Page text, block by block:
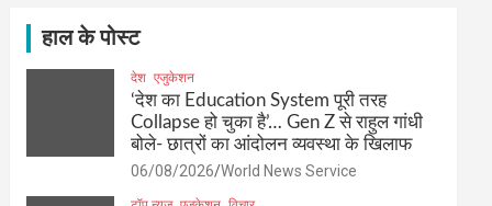
हाल के पोस्ट
देश एजुकेशन
‘देश का Education System पूरी तरह
Collapse हो चुका है’… Gen Z से राहुल गांधी
बोले- छात्रों का आंदोलन व्यवस्था के खिलाफ
06/08/2026 World News Service